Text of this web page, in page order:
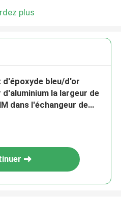
plus
d'époxyde bleu/d'or
d'aluminium la largeur de
dans l'échangeur de